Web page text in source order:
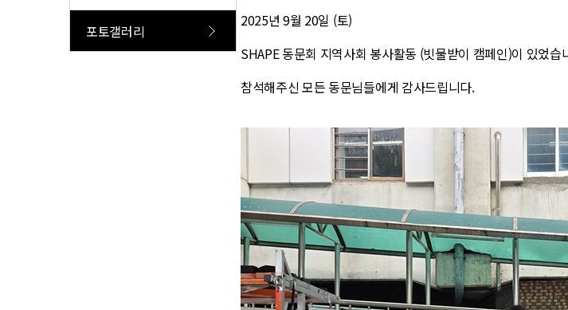
포토갤러리
2025년 9월 20일 (토)
SHAPE 동문회 지역사회 봉사활동 (빗물받이 캠페인)이 있었습
참석해주신 모든 동문님들에게 감사드립니다.